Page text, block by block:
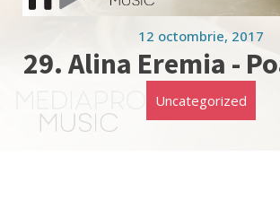
12 octombrie, 2017
29. Alina Eremia -
Uncategorized